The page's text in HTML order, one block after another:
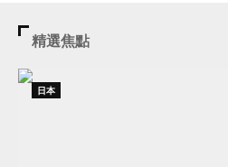
精選焦點
日本